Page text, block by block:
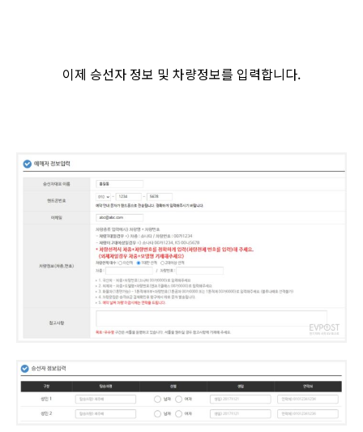
이제 승선자 정보 및 차량정보를 입력합니다.